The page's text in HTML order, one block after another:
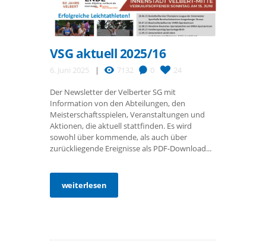
VSG aktuell 2025/16
6. Juni 2025 7132 0 24
Der Newsletter der Velberter SG mit
Information von den Abteilungen, den
Meisterschaftsspielen, Veranstaltungen und
Aktionen, die aktuell stattfinden. Es wird
sowohl über kommende, als auch über
zurückliegende Ereignisse als PDF-Download...
weiterlesen